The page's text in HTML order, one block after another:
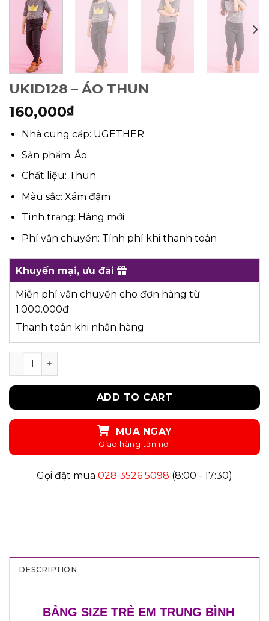
UKID128 – ÁO THUN
160,000₫
Nhà cung cấp: UGETHER
Sản phẩm: Áo
Chất liệu: Thun
Màu sắc: Xám đậm
Tình trạng: Hàng mới
Phí vận chuyển: Tính phí khi thanh toán
Khuyến mại, ưu đãi
Miễn phí vận chuyển cho đơn hàng từ
1.000.000đ
Thanh toán khi nhận hàng
UKID128 - ÁO THUN quantity
ADD TO CART
MUA NGAY
Gọi đặt mua 028 3526 5098 (8:00 - 17:30)
DESCRIPTION
BẢNG SIZE TRẺ EM TRUNG BÌNH